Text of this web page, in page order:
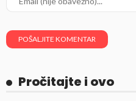
Pročitajte i ovo